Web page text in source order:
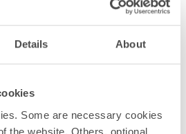
Details About
Some are necessary cookies
the website. Others, optional
Informations logistiques